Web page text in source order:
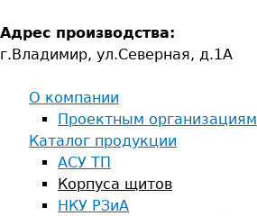
Адрес производства:
г.Владимир, ул.Cеверная, д.1А
О компании
Проектным организациям
Каталог продукции
АСУ ТП
Корпуса щитов
НКУ РЗиА